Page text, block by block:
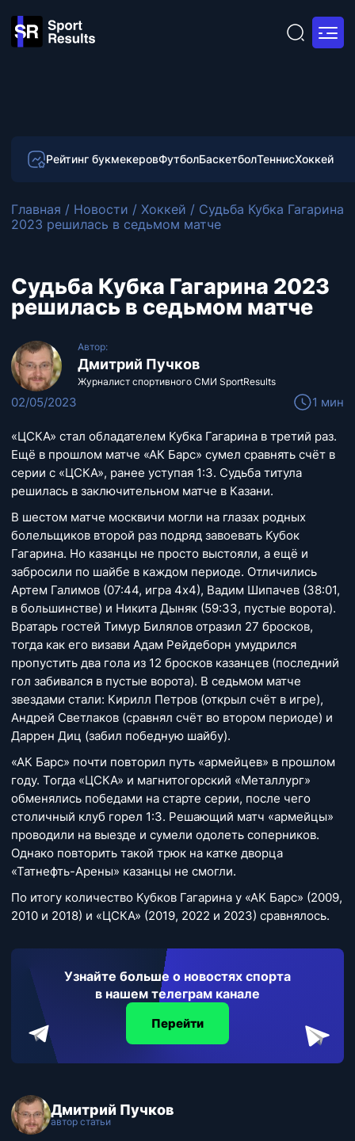
Рейтинг букмекеровФутболБаскетболТеннисХоккей
Главная / Новости / Хоккей / Судьба Кубка Гагарина
2023 решилась в седьмом матче
Судьба Кубка Гагарина 2023
решилась в седьмом матче
Автор:
Дмитрий Пучков
Журналист спортивного СМИ SportResults
02/05/2023 1 мин
«ЦСКА» стал обладателем Кубка Гагарина в третий раз.
Ещё в прошлом матче «АК Барс» сумел сравнять счёт в
серии с «ЦСКА», ранее уступая 1:3. Судьба титула
решилась в заключительном матче в Казани.
В шестом матче москвичи могли на глазах родных
болельщиков второй раз подряд завоевать Кубок
Гагарина. Но казанцы не просто выстояли, а ещё и
забросили по шайбе в каждом периоде. Отличились
Артем Галимов (07:44, игра 4х4), Вадим Шипачев (38:01,
в большинстве) и Никита Дыняк (59:33, пустые ворота).
Вратарь гостей Тимур Билялов отразил 27 бросков,
тогда как его визави Адам Рейдеборн умудрился
пропустить два гола из 12 бросков казанцев (последний
гол забивался в пустые ворота). В седьмом матче
звездами стали: Кирилл Петров (открыл счёт в игре),
Андрей Светлаков (сравнял счёт во втором периоде) и
Даррен Диц (забил победную шайбу).
«АК Барс» почти повторил путь «армейцев» в прошлом
году. Тогда «ЦСКА» и магнитогорский «Металлург»
обменялись победами на старте серии, после чего
столичный клуб горел 1:3. Решающий матч «армейцы»
проводили на выезде и сумели одолеть соперников.
Однако повторить такой трюк на катке дворца
«Татнефть-Арены» казанцы не смогли.
По итогу количество Кубков Гагарина у «АК Барс» (2009,
2010 и 2018) и «ЦСКА» (2019, 2022 и 2023) сравнялось.
Узнайте больше о новостях спорта
в нашем телеграм канале
Перейти
Дмитрий Пучков
автор статьи